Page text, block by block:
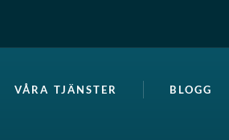
VÅRA TJÄNSTER BLOGG